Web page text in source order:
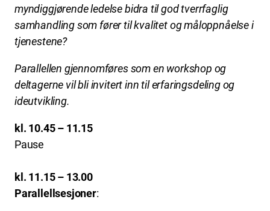
myndiggjørende ledelse bidra til god tverrfaglig
samhandling som fører til kvalitet og måloppnåelse i
tjenestene?
Parallellen gjennomføres som en workshop og
deltagerne vil bli invitert inn til erfaringsdeling og
ideutvikling.
kl. 10.45 – 11.15
Pause
kl. 11.15 – 13.00
Parallellsesjoner: